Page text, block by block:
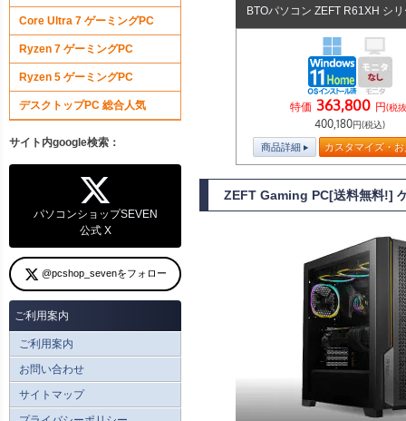
BTOパソコン ZEFT R61XH シ
特価 363,800 円(税
400,180円(税込)
商品詳細 カスタマイズ・
ZEFT Gaming PC[送料無料!]
Core Ultra 7 ゲーミングPC
Ryzen 7 ゲーミングPC
Ryzen 5 ゲーミングPC
デスクトップPC 総合人気
サイト内google検索：
パソコンショップSEVEN
公式 X
@pcshop_sevenをフォロー
ご利用案内
ご利用案内
お問い合わせ
サイトマップ